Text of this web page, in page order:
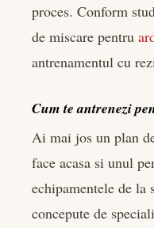
proces. Conform
de miscare pentru
antrenamentul cu
Cum te antrenezi
Ai mai jos un plan
face acasa si unul
echipamentele de la
concepute de